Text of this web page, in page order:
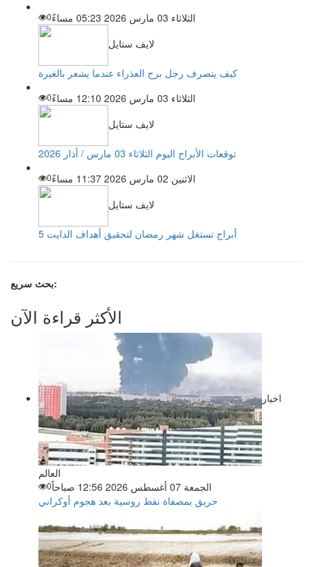
الثلاثاء 03 مارس 2026 05:23 مساءً
0
لايف ستايل
كيف يتصرف رجل برج العذراء عندما يشعر بالغيرة
الثلاثاء 03 مارس 2026 12:10 مساءً
0
لايف ستايل
توقعات الأبراج اليوم الثلاثاء 03 مارس / أذار 2026
الاثنين 02 مارس 2026 11:37 مساءً
0
لايف ستايل
5 أبراج تستغل شهر رمضان لتحقيق أهداف الدايت
بحث سريع:
الأكثر قراءة الآن
اخبار
العالم
الجمعة 07 أغسطس 2026 12:56 صباحاً
0
حريق بمصفاة نفط روسية بعد هجوم أوكراني